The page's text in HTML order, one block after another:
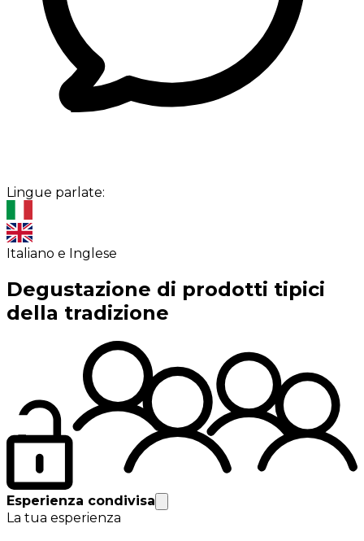
Lingue parlate:
Italiano e Inglese
Degustazione di prodotti tipici
della tradizione
Esperienza condivisa
La tua esperienza